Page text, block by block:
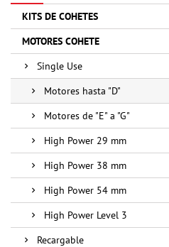
KITS DE COHETES
MOTORES COHETE
Single Use
Motores hasta "D"
Motores de "E" a "G"
High Power 29 mm
High Power 38 mm
High Power 54 mm
High Power Level 3
Recargable